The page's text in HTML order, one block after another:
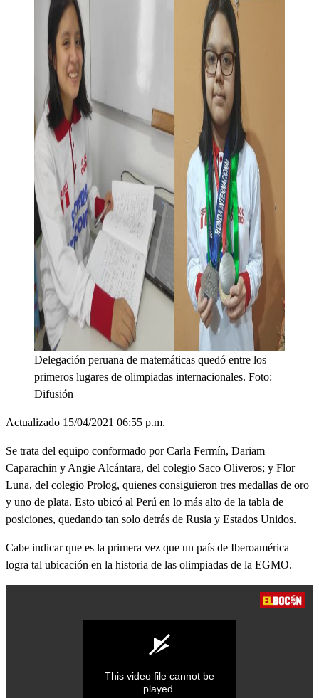
Delegación peruana de matemáticas quedó entre los
primeros lugares de olimpiadas internacionales. Foto:
Difusión
Actualizado 15/04/2021 06:55 p.m.
Se trata del equipo conformado por Carla Fermín, Dariam
Caparachin y Angie Alcántara, del colegio Saco Oliveros; y Flor
Luna, del colegio Prolog, quienes consiguieron tres medallas de oro
y uno de plata. Esto ubicó al Perú en lo más alto de la tabla de
posiciones, quedando tan solo detrás de Rusia y Estados Unidos.
Cabe indicar que es la primera vez que un país de Iberoamérica
logra tal ubicación en la historia de las olimpiadas de la EGMO.
This video file cannot be
played.